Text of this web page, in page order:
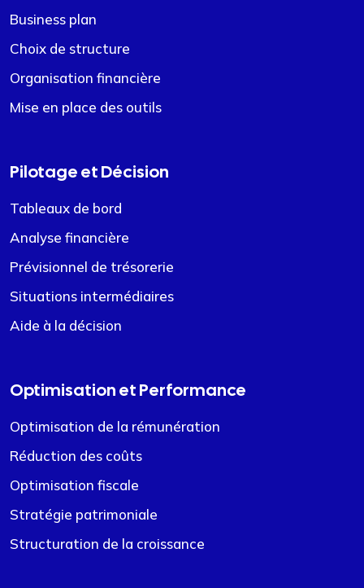
Business plan
Choix de structure
Organisation financière
Mise en place des outils
Pilotage et Décision
Tableaux de bord
Analyse financière
Prévisionnel de trésorerie
Situations intermédiaires
Aide à la décision
Optimisation et Performance
Optimisation de la rémunération
Réduction des coûts
Optimisation fiscale
Stratégie patrimoniale
Structuration de la croissance